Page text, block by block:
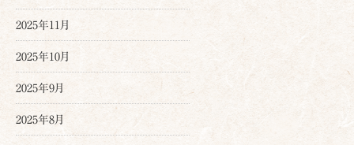
2025年11月
2025年10月
2025年9月
2025年8月